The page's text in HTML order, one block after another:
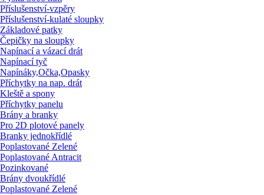
Příslušenství-vzpěry
Příslušenství-kulaté sloupky
Základové patky
Čepičky na sloupky
Napínací a vázací drát
Napínací tyč
Napínáky,Očka,Opasky
Příchytky na nap. drát
Kleště a spony
Příchytky panelu
Brány a branky
Pro 2D plotové panely
Branky jednokřídlé
Poplastované Zelené
Poplastované Antracit
Pozinkované
Brány dvoukřídlé
Poplastované Zelené